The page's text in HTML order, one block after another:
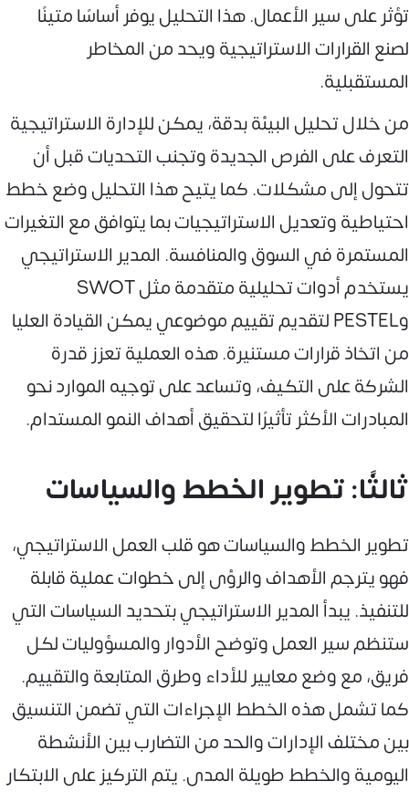
تؤثر على سير الأعمال. هذا التحليل يوفر أساسًا متينًا
لصنع القرارات الاستراتيجية ويحد من المخاطر
المستقبلية.
من خلال تحليل البيئة بدقة، يمكن للإدارة الاستراتيجية
التعرف على الفرص الجديدة وتجنب التحديات قبل أن
تتحول إلى مشكلات. كما يتيح هذا التحليل وضع خطط
احتياطية وتعديل الاستراتيجيات بما يتوافق مع التغيرات
المستمرة في السوق والمنافسة. المدير الاستراتيجي
يستخدم أدوات تحليلية متقدمة مثل SWOT
وPESTEL لتقديم تقييم موضوعي يمكن القيادة العليا
من اتخاذ قرارات مستنيرة. هذه العملية تعزز قدرة
الشركة على التكيف، وتساعد على توجيه الموارد نحو
المبادرات الأكثر تأثيرًا لتحقيق أهداف النمو المستدام.
ثالثًا: تطوير الخطط والسياسات
تطوير الخطط والسياسات هو قلب العمل الاستراتيجي،
فهو يترجم الأهداف والرؤى إلى خطوات عملية قابلة
للتنفيذ. يبدأ المدير الاستراتيجي بتحديد السياسات التي
ستنظم سير العمل وتوضح الأدوار والمسؤوليات لكل
فريق، مع وضع معايير للأداء وطرق المتابعة والتقييم.
كما تشمل هذه الخطط الإجراءات التي تضمن التنسيق
بين مختلف الإدارات والحد من التضارب بين الأنشطة
اليومية والخطط طويلة المدى. يتم التركيز على الابتكار